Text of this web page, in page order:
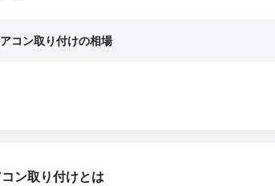
コン取り付けの相場
ン取り付けとは